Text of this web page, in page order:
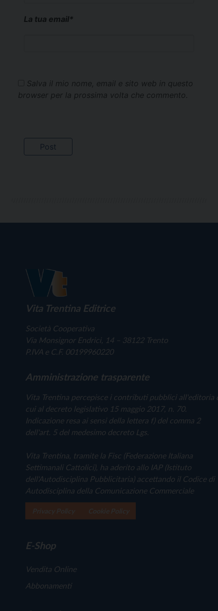
La tua email*
Salva il mio nome, email e sito web in questo
browser per la prossima volta che commento.
Vita Trentina Editrice
Società Cooperativa
Via Monsignor Endrici, 14 – 38122 Trento
P.IVA e C.F. 00199960220
Amministrazione trasparente
Vita Trentina percepisce i contributi pubblici all'editoria
cui al decreto legislativo 15 maggio 2017, n. 70.
Indicazione resa ai sensi della lettera f) del comma 2
dell'art. 5 del medesimo decreto Lgs.
Vita Trentina, tramite la Fisc (Federazione Italiana
Settimanali Cattolici), ha aderito allo IAP (Istituto
dell'Autodisciplina Pubblicitaria) accettando il Codice di
Autodisciplina della Comunicazione Commerciale
E-Shop
Vendita Online
Abbonamenti